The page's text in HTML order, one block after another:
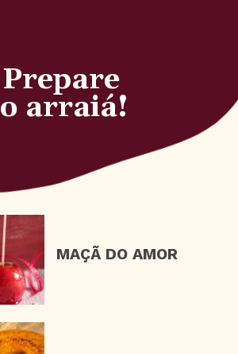
Prepare
o arraiá!
MAÇÃ DO AMOR